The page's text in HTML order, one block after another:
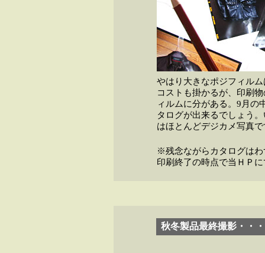
やはり大きなポジフィル
コストも掛かるが、印刷
ィルムに分がある。9月の
タログが出来るでしょう
はほとんどデジカメ写真
※残念ながらカタログは
印刷終了の時点で当ＨＰ
秋冬製品最終撮影・・